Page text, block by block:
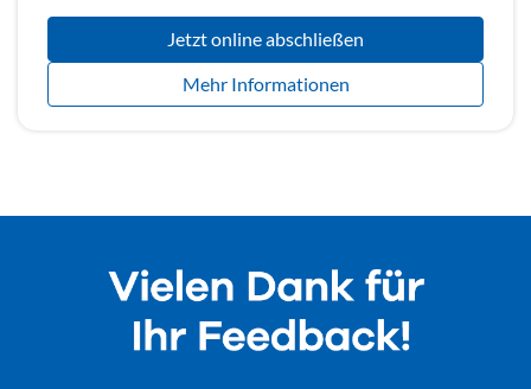
Jetzt online abschließen
Mehr Informationen